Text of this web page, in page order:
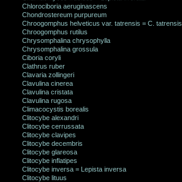
Chlorociboria aeruginascens
Chondrostereum purpureum
Chroogomphus helveticus var. tatrensis = C. tatrensis
Chroogomphus rutilus
Chrysomphalina chrysophylla
Chrysomphalina grossula
Ciboria coryli
Clathrus ruber
Clavaria zollingeri
Clavulina cinerea
Clavulina cristata
Clavulina rugosa
Climacocystis borealis
Clitocybe alexandri
Clitocybe cerrussata
Clitocybe clavipes
Clitocybe decembris
Clitocybe glareosa
Clitocybe inflatipes
Clitocybe inversa = Lepista inversa
Clitocybe lituus